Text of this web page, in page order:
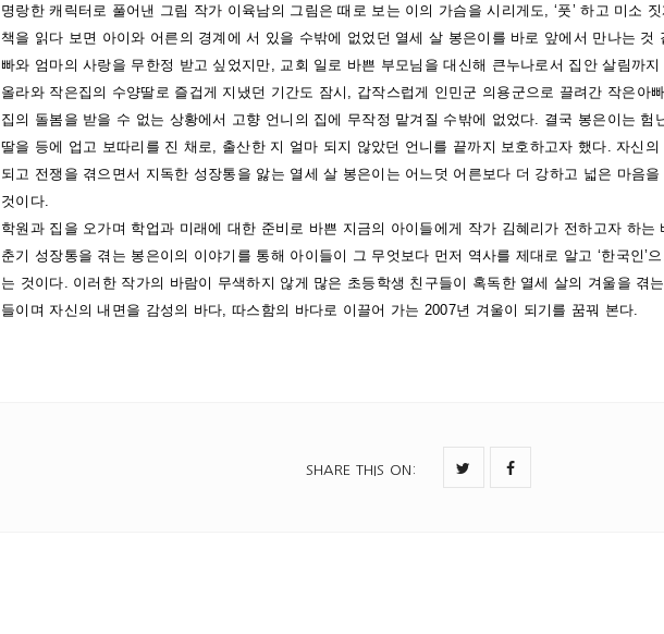
명랑한 캐릭터로 풀어낸 그림 작가 이육남의 그림은 때로 보는 이의 가슴을 시리게도, ‘풋’ 하고 미소
책을 읽다 보면 아이와 어른의 경계에 서 있을 수밖에 없었던 열세 살 봉은이를 바로 앞에서 만나는 것
빠와 엄마의 사랑을 무한정 받고 싶었지만, 교회 일로 바쁜 부모님을 대신해 큰누나로서 집안 살림까
올라와 작은집의 수양딸로 즐겁게 지냈던 기간도 잠시, 갑작스럽게 인민군 의용군으로 끌려간 작은아
집의 돌봄을 받을 수 없는 상황에서 고향 언니의 집에 무작정 맡겨질 수밖에 없었다. 결국 봉은이는 험
딸을 등에 업고 보따리를 진 채로, 출산한 지 얼마 되지 않았던 언니를 끝까지 보호하고자 했다. 자신
되고 전쟁을 겪으면서 지독한 성장통을 앓는 열세 살 봉은이는 어느덧 어른보다 더 강하고 넓은 마음
것이다.
학원과 집을 오가며 학업과 미래에 대한 준비로 바쁜 지금의 아이들에게 작가 김혜리가 전하고자 하는
춘기 성장통을 겪는 봉은이의 이야기를 통해 아이들이 그 무엇보다 먼저 역사를 제대로 알고 ‘한국인’
는 것이다. 이러한 작가의 바람이 무색하지 않게 많은 초등학생 친구들이 혹독한 열세 살의 겨울을 겪
들이며 자신의 내면을 감성의 바다, 따스함의 바다로 이끌어 가는 2007년 겨울이 되기를 꿈꿔 본다.
SHARE THIS ON :